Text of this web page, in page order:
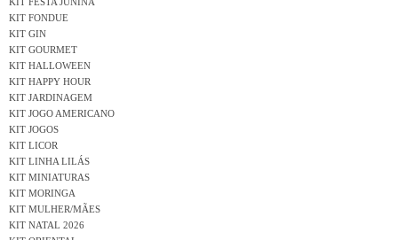
KIT FONDUE
KIT GIN
KIT GOURMET
KIT HALLOWEEN
KIT HAPPY HOUR
KIT JARDINAGEM
KIT JOGO AMERICANO
KIT JOGOS
KIT LICOR
KIT LINHA LILÁS
KIT MINIATURAS
KIT MORINGA
KIT MULHER/MÃES
KIT NATAL 2026